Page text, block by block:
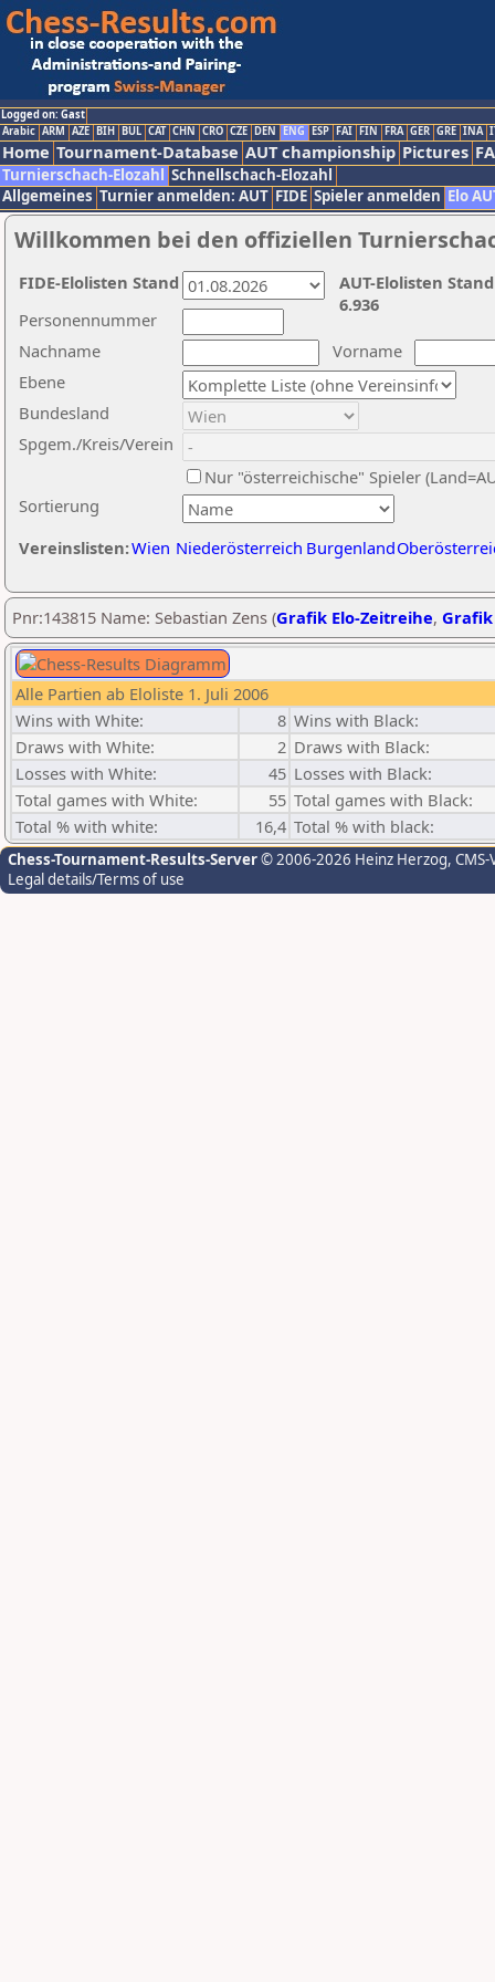
Logged on: Gast
Arabic ARM AZE BIH BUL CAT CHN CRO CZE DEN ENG ESP FAI FIN FRA GER GRE INA
Home Tournament-Database AUT championship Pictures
Turnierschach-Elozahl Schnellschach-Elozahl
Allgemeines Turnier anmelden: AUT FIDE Spieler anmelden Elo
Willkommen bei den offiziellen
Nachname
Vorname
Ebene
Sortierung
Personennummer
Bundesland
Spgem./Kreis/Verein
Nur "österreichische" Spieler
Vereinslisten:Wien Niederösterreich Burgenland
AUT-Elolisten
6.936
FIDE-Elolisten Stand
Pnr:143815 Name: Sebastian Zens (Grafik Elo-Zeitreihe,
Alle Partien ab Eloliste 1. Juli 2006
Wins with White:
8 Wins with Black:
Draws with White:
2 Draws with Black:
Losses with White:
45 Losses with Black:
Total games with White:
55 Total games with Black:
Total % with white:
16,4 Total % with black:
Chess-Tournament-Results-Server© 2006-2026 Heinz Herzog,
Legal details/Terms of use